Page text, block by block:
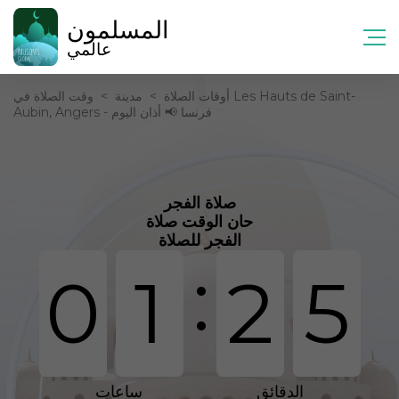
المسلمون
عالمي
أوقات الصلاة > مدينة > وقت الصلاة في Les Hauts de Saint-
Aubin, Angers - فرنسا 📢 أذان اليوم
صلاة الفجر
حان الوقت صلاة
الفجر للصلاة
0 1 : 2 5
ساعات الدقائق